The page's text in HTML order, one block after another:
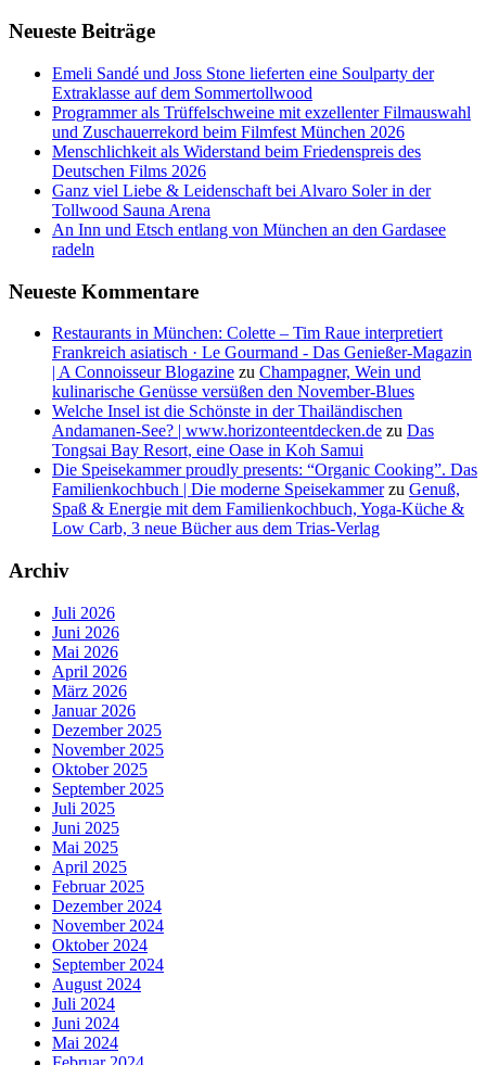
Neueste Beiträge
Emeli Sandé und Joss Stone lieferten eine Soulparty der
Extraklasse auf dem Sommertollwood
Programmer als Trüffelschweine mit exzellenter Filmauswahl
und Zuschauerrekord beim Filmfest München 2026
Menschlichkeit als Widerstand beim Friedenspreis des
Deutschen Films 2026
Ganz viel Liebe & Leidenschaft bei Alvaro Soler in der
Tollwood Sauna Arena
An Inn und Etsch entlang von München an den Gardasee
radeln
Neueste Kommentare
Restaurants in München: Colette – Tim Raue interpretiert
Frankreich asiatisch · Le Gourmand - Das Genießer-Magazin
| A Connoisseur Blogazine zu Champagner, Wein und
kulinarische Genüsse versüßen den November-Blues
Welche Insel ist die Schönste in der Thailändischen
Andamanen-See? | www.horizonteentdecken.de zu Das
Tongsai Bay Resort, eine Oase in Koh Samui
Die Speisekammer proudly presents: “Organic Cooking”. Das
Familienkochbuch | Die moderne Speisekammerzu Genuß,
Spaß & Energie mit dem Familienkochbuch, Yoga-Küche &
Low Carb, 3 neue Bücher aus dem Trias-Verlag
Archiv
Juli 2026
Juni 2026
Mai 2026
April 2026
März 2026
Januar 2026
Dezember 2025
November 2025
Oktober 2025
September 2025
Juli 2025
Juni 2025
Mai 2025
April 2025
Februar 2025
Dezember 2024
November 2024
Oktober 2024
September 2024
August 2024
Juli 2024
Juni 2024
Mai 2024